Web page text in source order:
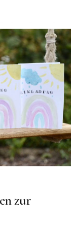
zur